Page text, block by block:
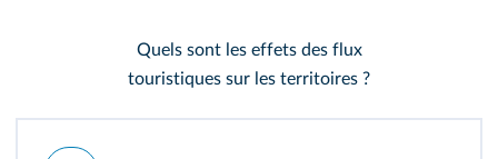
Quels sont les effets des flux
touristiques sur les territoires ?